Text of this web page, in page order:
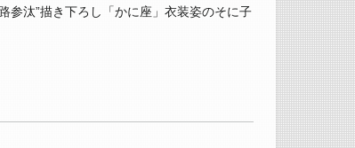
汰”描き下ろし「かに座」衣装姿のそに子